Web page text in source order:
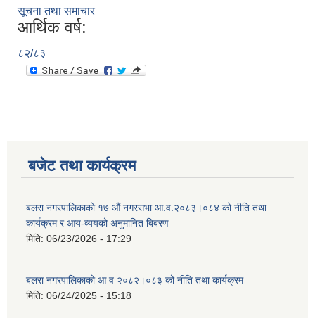
सूचना तथा समाचार
आर्थिक वर्ष:
८२/८३
बजेट तथा कार्यक्रम
बलरा नगरपालिकाको १७ औं नगरसभा आ.व.२०८३।०८४ को नीति तथा
कार्यक्रम र आय-व्ययको अनुमानित बिबरण
मिति: 06/23/2026 - 17:29
बलरा नगरपालिकाको आ व २०८२।०८३ को नीति तथा कार्यक्रम
मिति: 06/24/2025 - 15:18